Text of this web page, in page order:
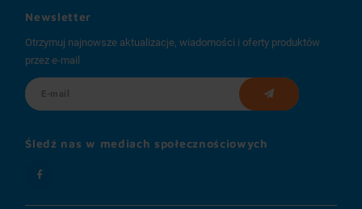
Newsletter
Otrzymuj najnowsze aktualizacje, wiadomości i oferty produktów
przez e-mail
Śledź nas w mediach społecznościowych